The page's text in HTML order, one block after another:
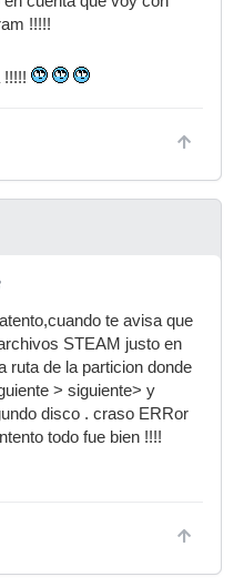
!!!!!
!!!!!
te avisa que
STEAM justo en
ruta de la particion donde
> siguiente> y
disco . craso ERRor
todo fue bien !!!!